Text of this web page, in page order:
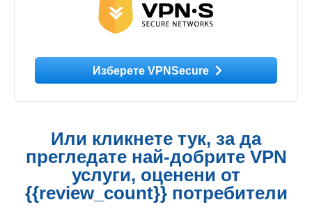
Изберете VPNSecure
Или кликнете тук, за да
прегледате най-добрите VPN
услуги, оценени от
{{review_count}} потребители